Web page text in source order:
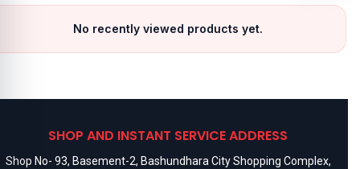
No recently viewed products yet.
SHOP AND INSTANT SERVICE ADDRESS
Shop No- 93, Basement-2, Bashundhara City Shopping Complex,